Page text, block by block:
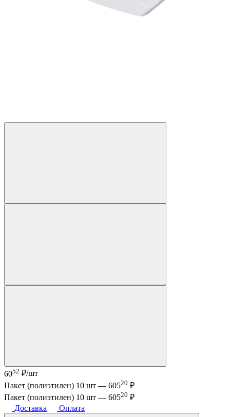
6052 ₽/шт
Пакет (полиэтилен) 10 шт — 60520 ₽
Пакет (полиэтилен) 10 шт — 60520 ₽
Доставка
Оплата